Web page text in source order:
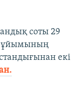
соты 29
ұйымының
екі